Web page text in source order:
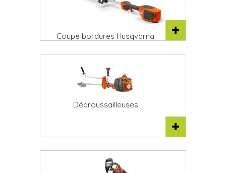
Coupe bordures Husqvarna
Débroussailleuses